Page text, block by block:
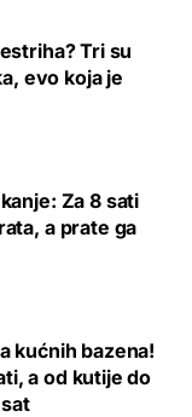
Tri su
evo koja je
Za 8 sati
a prate ga
kućnih bazena!
a od kutije do